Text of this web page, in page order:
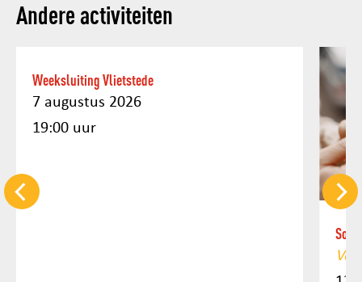
Andere activiteiten
Weeksluiting Vlietstede
7 augustus 2026
19:00 uur